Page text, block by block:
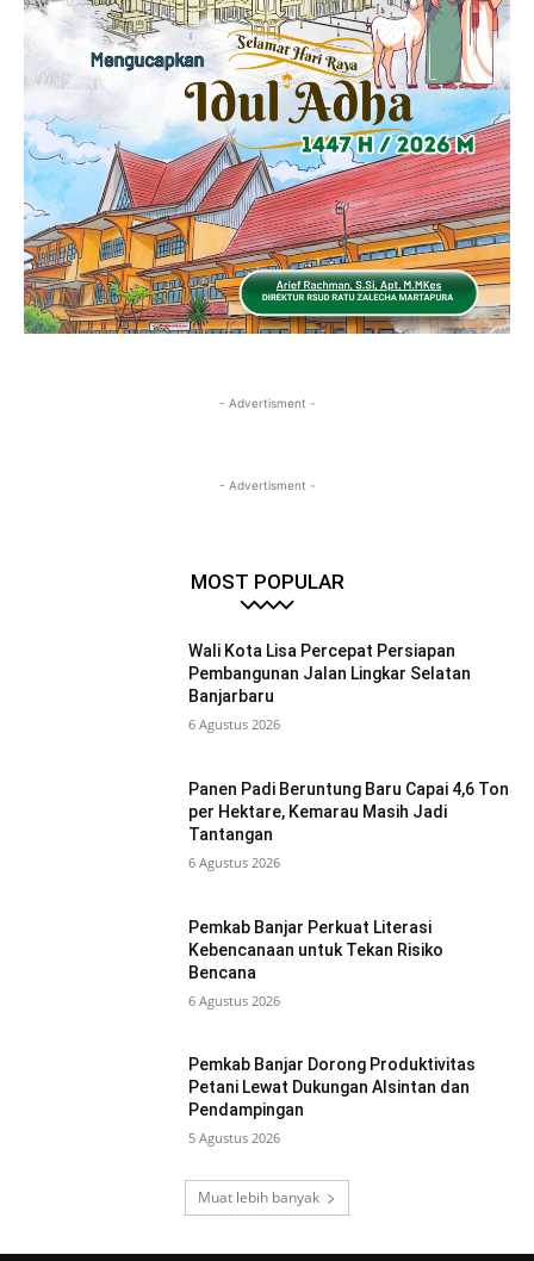
- Advertisment -
- Advertisment -
MOST POPULAR
Wali Kota Lisa Percepat Persiapan
Pembangunan Jalan Lingkar Selatan
Banjarbaru
6 Agustus 2026
Panen Padi Beruntung Baru Capai 4,6 Ton
per Hektare, Kemarau Masih Jadi
Tantangan
6 Agustus 2026
Pemkab Banjar Perkuat Literasi
Kebencanaan untuk Tekan Risiko
Bencana
6 Agustus 2026
Pemkab Banjar Dorong Produktivitas
Petani Lewat Dukungan Alsintan dan
Pendampingan
5 Agustus 2026
Muat lebih banyak